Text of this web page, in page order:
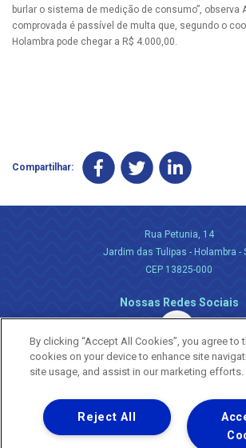
burlar o sistema de medição de consumo”, observa
comprovada é passível de multa que, segundo o
Holambra pode chegar a R$ 4.000,00.
Compartilhar:
Rua Petunia, 14
Jardim das Tulipas - Holambra -
CEP 13825-000
Nossas Redes Sociais
Uma empresa
Copyright ® 2026 - Todos os
By clicking “Accept All Cookies”, you agree to
cookies on your device to enhance site
site usage, and assist in our marketing efforts.
Reject All